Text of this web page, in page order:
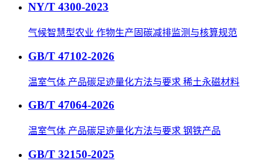
NY/T 4300-2023
气候智慧型农业 作物生产固碳减排监测与核算规范
GB/T 47102-2026
温室气体 产品碳足迹量化方法与要求 稀土永磁材料
GB/T 47064-2026
温室气体 产品碳足迹量化方法与要求 钢铁产品
GB/T 32150-2025